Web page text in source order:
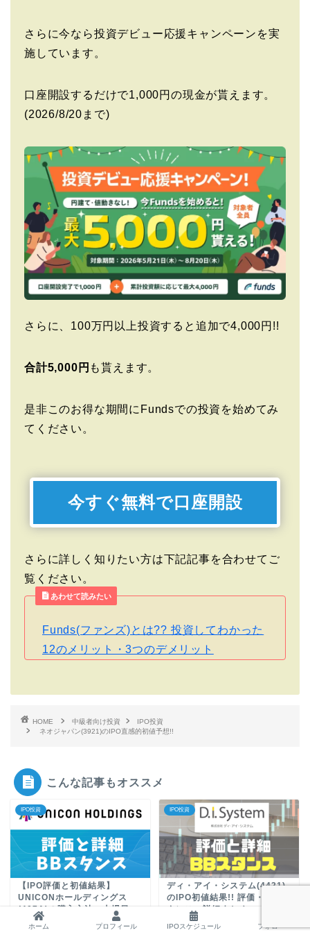
さらに今なら投資デビュー応援キャンペーンを実
施しています。
口座開設するだけで1,000円の現金が貰えます。
(2026/8/20まで)
さらに、100万円以上投資すると追加で4,000円!!
合計5,000円 も貰えます。
是非このお得な期間にFundsでの投資を始めてみ
てください。
今すぐ無料で口座開設
さらに詳しく知りたい方は下記記事を合わせてご
覧ください。
あわせて読みたい
Funds(ファンズ)とは?? 投資してわかった
12のメリット・3つのデメリット
HOME 中級者向け投資
IPO投資
ネオジャパン(3921)のIPO直感的初値予想!!
こんな記事もオススメ
IPO投資
【IPO評価と初値結果】
UNICONホールディングス
(407A)の購入方法、上場日、
主幹事構成、時価総額のまと
IPO投資
ディ・アイ・システム(4421)
のIPO初値結果!! 評価・BBス
タンス・詳細まとめ
ホーム プロフィール IPOスケジュール フォロー